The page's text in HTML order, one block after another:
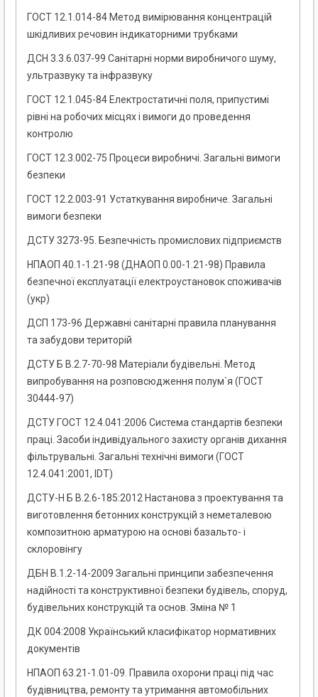
ГОСТ 12.1.014-84 Метод вимірювання концентрацій
шкідливих речовин індикаторними трубками
ДСН 3.3.6.037-99 Санітарні норми виробничого шуму,
ультразвуку та інфразвуку
ГОСТ 12.1.045-84 Електростатичні поля, припустимі
рівні на робочих місцях і вимоги до проведення
контролю
ГОСТ 12.3.002-75 Процеси виробничі. Загальні вимоги
безпеки
ГОСТ 12.2.003-91 Устаткування виробниче. Загальні
вимоги безпеки
ДСТУ 3273-95. Безпечність промислових підприємств
НПАОП 40.1-1.21-98 (ДНАОП 0.00-1.21-98) Правила
безпечної експлуатації електроустановок споживачів
(укр)
ДСП 173-96 Державні санітарні правила планування
та забудови територій
ДСТУ Б В.2.7-70-98 Матеріали будівельні. Метод
випробування на розповсюдження полум`я (ГОСТ
30444-97)
ДСТУ ГОСТ 12.4.041:2006 Система стандартів безпеки
праці. Засоби індивідуального захисту органів дихання
фільтрувальні. Загальні технічні вимоги (ГОСТ
12.4.041:2001, IDT)
ДСТУ-Н Б В.2.6-185:2012 Настанова з проектування та
виготовлення бетонних конструкцій з неметалевою
композитною арматурою на основі базальто- і
склоровінгу
ДБН В.1.2-14-2009 Загальні принципи забезпечення
надійності та конструктивної безпеки будівель, споруд,
будівельних конструкцій та основ. Зміна № 1
ДК 004:2008 Український класифікатор нормативних
документів
НПАОП 63.21-1.01-09. Правила охорони праці під час
будівництва, ремонту та утримання автомобільних